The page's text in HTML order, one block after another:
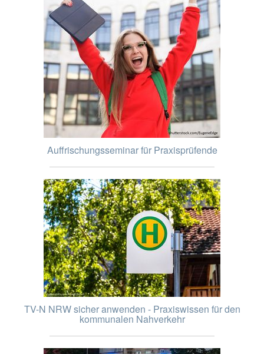
Auffrischungsseminar für Praxisprüfende
TV-N NRW sicher anwenden - Praxiswissen für den
kommunalen Nahverkehr